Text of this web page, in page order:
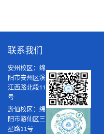
联系我们
安州校区：绵
阳市安州区滨
江西路北段11
号
游仙校区：绵
阳市游仙区三
星路11号